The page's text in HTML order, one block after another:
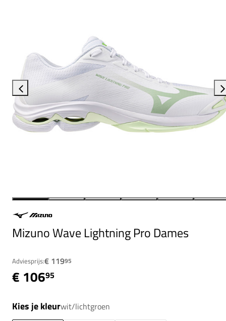
Mizuno Wave Lightning Pro Dames
Adviesprijs:€ 11995
€ 10695
Kies je kleurwit/lichtgroen